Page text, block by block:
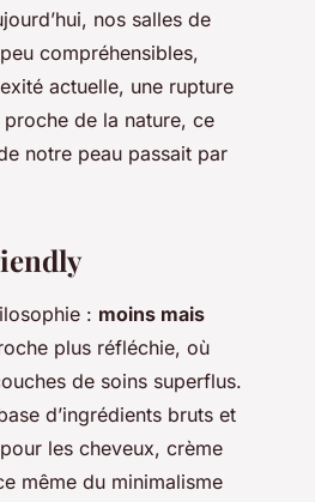
nos salles de
compréhensibles,
actuelle, une rupture
de la nature, ce
notre peau passait par
: moins mais
plus réfléchie, où
de soins superflus.
d’ingrédients bruts et
les cheveux, crème
même du minimalisme